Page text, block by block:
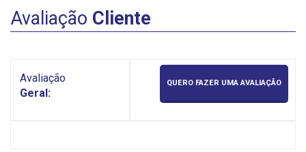
Avaliação Cliente
Avaliação
Geral:
QUERO FAZER UMA AVALIAÇÃO